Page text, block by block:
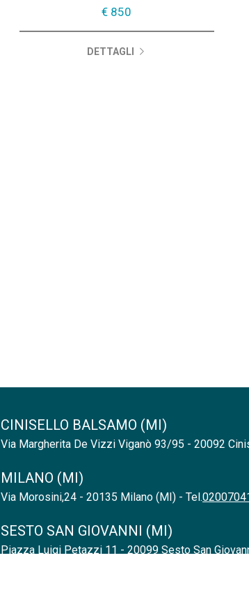
€ 850
DETTAGLI
CINISELLO BALSAMO (MI)
Via Margherita De Vizzi Viganò 93/95 - 20092
MILANO (MI)
Via Morosini,24 - 20135 Milano (MI) - Tel.
SESTO SAN GIOVANNI (MI)
Piazza Luigi Petazzi 11 - 20099 Sesto San